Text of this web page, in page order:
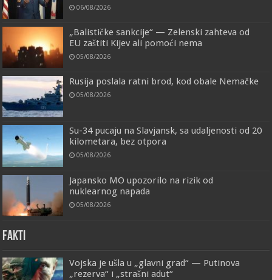
06/08/2026
„Balističke sankcije“ — Zelenski zahteva od
EU zaštiti Kijev ali pomoći nema
05/08/2026
Rusija poslala ratni brod, kod obale Nemačke
05/08/2026
Su-34 pucaju na Slavjansk, sa udaljenosti od 20
kilometara, bez otpora
05/08/2026
Japansko MO upozorilo na rizik od
nuklearnog napada
05/08/2026
FAKTI
Vojska je ušla u „glavni grad“ — Putinova
„rezerva“ i „strašni adut“